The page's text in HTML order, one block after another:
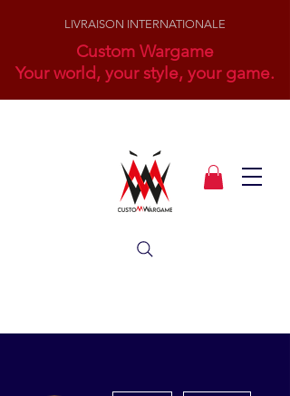
LIVRAISON INTERNATIONALE
Custom Wargame
Your world, your style, your game.